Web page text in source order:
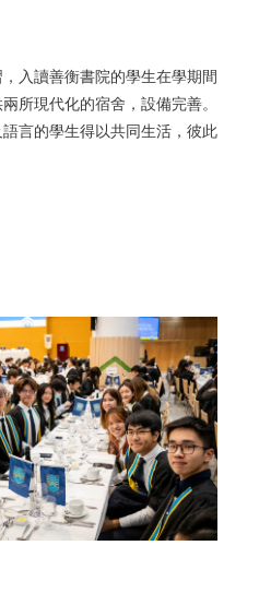
入讀善衡書院的學生在學期間
所現代化的宿舍，設備完善。
言的學生得以共同生活，彼此